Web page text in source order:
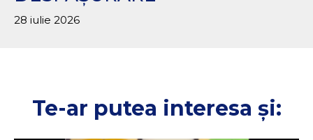
28 iulie 2026
Te-ar putea interesa și: